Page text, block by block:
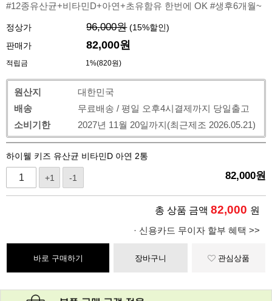
#12종유산균+비타민D+아연+초유함유 한번에 OK #생후6개월~
정상가 96,000원 (15%할인)
판매가
82,000원
적립금 1%(820원)
원산지
대한민국
배송
무료배송 / 평일 오후4시결제까지 당일출고
소비기한
2027년 11월 20일까지(최근제조 2026.05.21)
하이웰 키즈 유산균 비타민D 아연 2통
+1 -1 82,000원
총 상품 금액 82,000 원
· 신용카드 무이자 할부 혜택 >>
바로 구매하기 장바구니 관심상품